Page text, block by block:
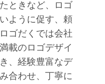
ときなど、ロゴ
ように促す、頼
ゴだくでは会社
載のロゴデザイ
、経験豊富なデ
合わせ、丁寧に